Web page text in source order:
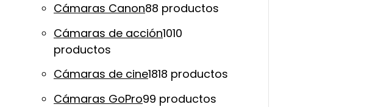
Cámaras Canon88 productos
Cámaras de acción1010
productos
Cámaras de cine1818 productos
Cámaras GoPro99 productos